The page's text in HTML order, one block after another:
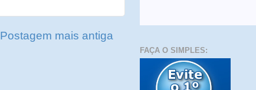
Postagem mais antiga
FAÇA O SIMPLES: